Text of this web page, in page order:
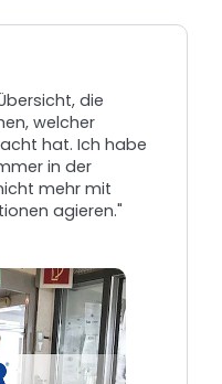
die
welcher
hat. Ich habe
in der
mehr mit
agieren."